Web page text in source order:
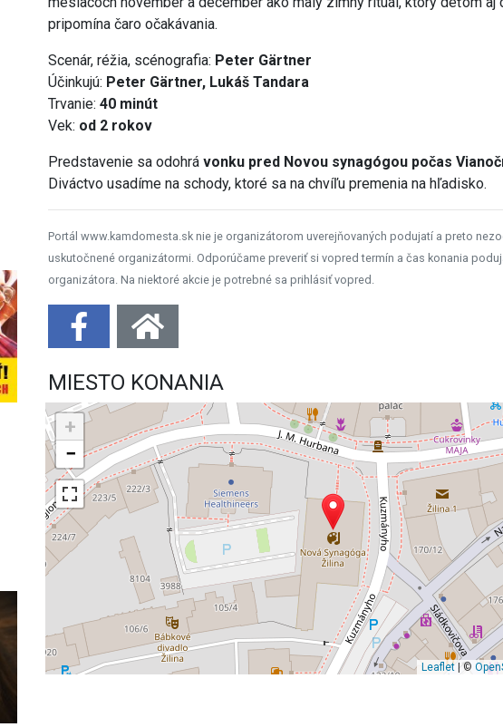
pripomína čaro očakávania.
Scenár, réžia, scénografia: Peter Gärtner
Účinkujú: Peter Gärtner, Lukáš Tandara
Trvanie:40 minút
Vek: od 2 rokov
Predstavenie sa odohrávonku pred Novou synagógou počas
Diváctvo usadíme na schody, ktoré sa na chvíľu premenia na hľadisko.
Portál www.kamdomesta.sk nie je organizátorom uverejňovaných podujatí a preto
uskutočnené organizátormi. Odporúčame preveriť si vopred termín a čas konania
organizátora. Na niektoré akcie je potrebné sa prihlásiť vopred.
MIESTO KONANIA
+
−
Leaflet| ©